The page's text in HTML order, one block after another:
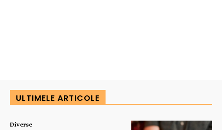
ULTIMELE ARTICOLE
Diverse